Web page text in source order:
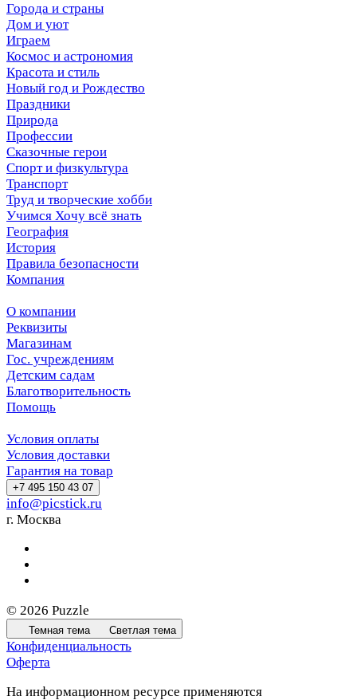
Города и страны
Дом и уют
Играем
Космос и астрономия
Красота и стиль
Новый год и Рождество
Праздники
Природа
Профессии
Сказочные герои
Спорт и физкультура
Транспорт
Труд и творческие хобби
Учимся Хочу всё знать
География
История
Правила безопасности
Компания
О компании
Реквизиты
Магазинам
Гос. учреждениям
Детским садам
Благотворительность
Помощь
Условия оплаты
Условия доставки
Гарантия на товар
+7 495 150 43 07
info@picstick.ru
г. Москва
© 2026 Puzzle
Темная тема Светлая тема
Конфиденциальность
Оферта
На информационном ресурсе применяются